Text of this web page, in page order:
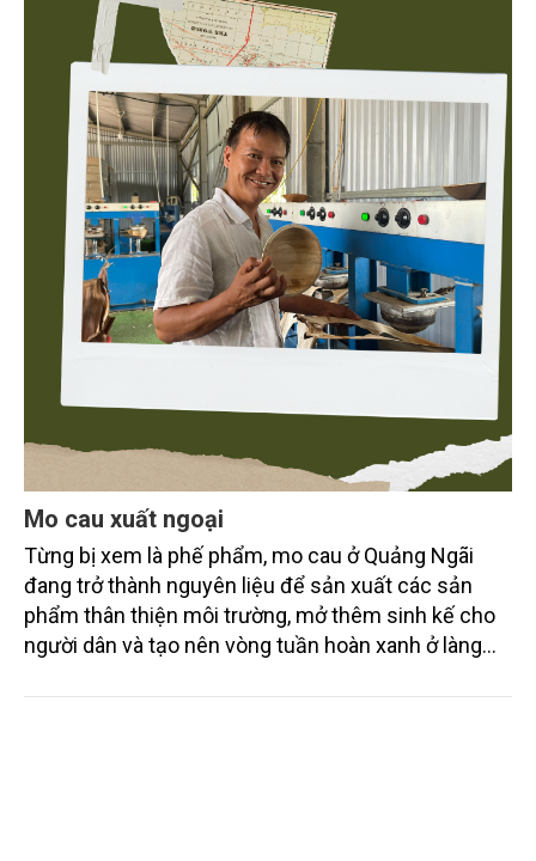
Mo cau xuất ngoại
Từng bị xem là phế phẩm, mo cau ở Quảng Ngãi
đang trở thành nguyên liệu để sản xuất các sản
phẩm thân thiện môi trường, mở thêm sinh kế cho
người dân và tạo nên vòng tuần hoàn xanh ở làng
chén, dĩa... từ mo cau đã được thị trường trong nước